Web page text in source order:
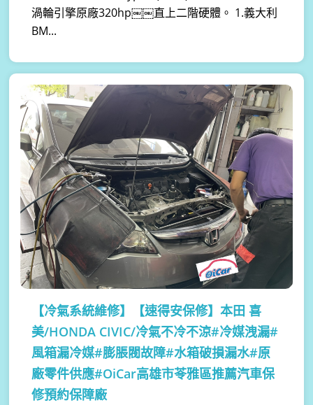
渦輪引擎原廠320hp￼￼直上二階硬體。 1.義大利
BM...
【冷氣系統維修】
【速得安保修】本田 喜
美/HONDA CIVIC/冷氣不冷不涼#冷媒洩漏#
風箱漏冷媒#膨脹閥故障#水箱破損漏水#原
廠零件供應#OiCar高雄市苓雅區推薦汽車保
修預約保障廠